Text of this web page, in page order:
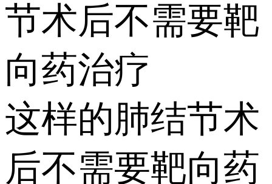
节术后不需要靶
向药治疗
这样的肺结节术
后不需要靶向药